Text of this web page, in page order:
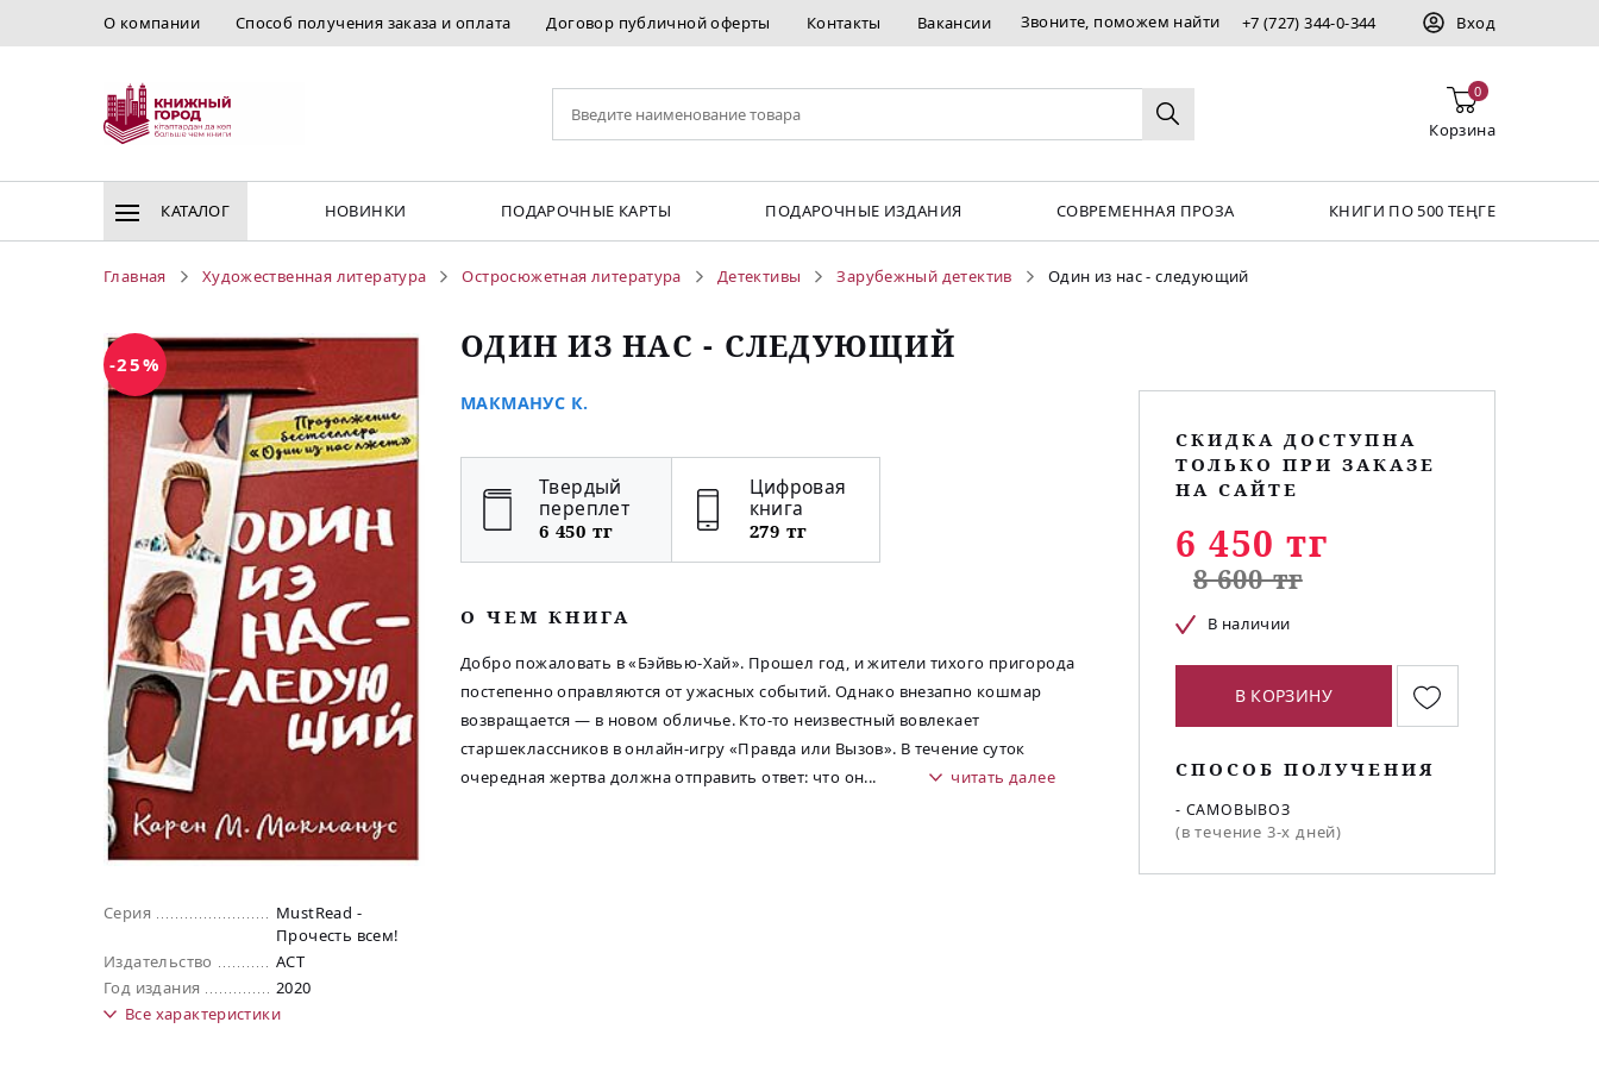
О компании Способ получения заказа и оплата Договор публичной оферты Контакты Вакансии Звоните, поможем найти +7 (727) 344-0-344 Вход
0
Корзина
КАТАЛОГ НОВИНКИ ПОДАРОЧНЫЕ КАРТЫ ПОДАРОЧНЫЕ ИЗДАНИЯ СОВРЕМЕННАЯ ПРОЗА КНИГИ ПО 500 ТЕҢГЕ
Главная Художественная литература Остросюжетная литература Детективы Зарубежный детектив Один из нас - следующий
-25%
Серия
MustRead -
Прочесть всем!
Издательство
АСТ
Год издания
2020
Все характеристики
ОДИН ИЗ НАС - СЛЕДУЮЩИЙ
МАКМАНУС К.
Твердый
переплет
6 450 тг
Цифровая
книга
279 тг
O ЧЕМ КНИГА
Добро пожаловать в «Бэйвью-Хай». Прошел год, и жители тихого пригорода
постепенно оправляются от ужасных событий. Однако внезапно кошмар
возвращается — в новом обличье. Кто-то неизвестный вовлекает
старшеклассников в онлайн-игру «Правда или Вызов». В течение суток
очередная жертва должна отправить ответ: что он... читать далее
СКИДКА ДОСТУПНА
ТОЛЬКО ПРИ ЗАКАЗЕ
НА САЙТЕ
6 450 тг
8 600 тг
В наличии
В КОРЗИНУ
СПОСОБ ПОЛУЧЕНИЯ
- САМОВЫВОЗ
(в течение 3-х дней)